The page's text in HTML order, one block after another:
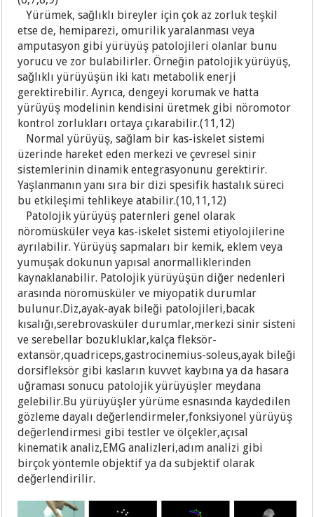
Yürümek, sağlıklı bireyler için çok az zorluk teşkil
etse de, hemiparezi, omurilik yaralanması veya
amputasyon gibi yürüyüş patolojileri olanlar bunu
yorucu ve zor bulabilirler. Örneğin patolojik yürüyüş,
sağlıklı yürüyüşün iki katı metabolik enerji
gerektirebilir. Ayrıca, dengeyi korumak ve hatta
yürüyüş modelinin kendisini üretmek gibi nöromotor
kontrol zorlukları ortaya çıkarabilir.(11,12)
Normal yürüyüş, sağlam bir kas-iskelet sistemi
üzerinde hareket eden merkezi ve çevresel sinir
sistemlerinin dinamik entegrasyonunu gerektirir.
Yaşlanmanın yanı sıra bir dizi spesifik hastalık süreci
bu etkileşimi tehlikeye atabilir.(10,11,12)
Patolojik yürüyüş paternleri genel olarak
nöromüsküler veya kas-iskelet sistemi etiyolojilerine
ayrılabilir. Yürüyüş sapmaları bir kemik, eklem veya
yumuşak dokunun yapısal anormalliklerinden
kaynaklanabilir. Patolojik yürüyüşün diğer nedenleri
arasında nöromüsküler ve miyopatik durumlar
bulunur.Diz,ayak-ayak bileği patolojileri,bacak
kısalığı,serebrovasküler durumlar,merkezi sinir sisteni
ve serebellar bozukluklar,kalça fleksör-
extansör,quadriceps,gastrocinemius-soleus,ayak bileği
dorsifleksör gibi kasların kuvvet kaybına ya da hasara
uğraması sonucu patolojik yürüyüşler meydana
gelebilir.Bu yürüyüşler yürüme esnasında kaydedilen
gözleme dayalı değerlendirmeler,fonksiyonel yürüyüş
değerlendirmesi gibi testler ve ölçekler,açısal
kinematik analiz,EMG analizleri,adım analizi gibi
birçok yöntemle objektif ya da subjektif olarak
değerlendirilir.